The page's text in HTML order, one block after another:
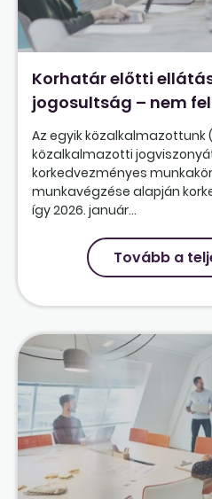
Korhatár előtti
jogosultság – nem
Az egyik
közalkalmazotti
korkedvezményes
munkavégzése alapján
így 2026. január...
Tovább a